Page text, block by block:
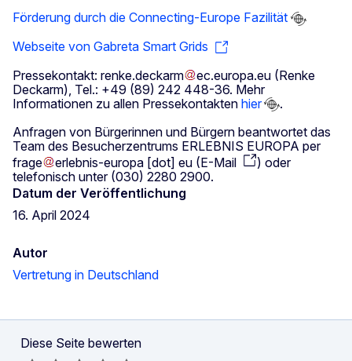
Förderung durch die Connecting-Europe Fazilität
Webseite von Gabreta Smart Grids
Pressekontakt: renke.deckarm ec.europa.eu (Renke
Deckarm) , Tel.: +49 (89) 242 448-36. Mehr
Informationen zu allen Pressekontakten hier
.
Anfragen von Bürgerinnen und Bürgern beantwortet das
Team des Besucherzentrums ERLEBNIS EUROPA per
frage
erlebnis-europa [dot] eu (E-Mail ) oder
telefonisch unter (030) 2280 2900.
Datum der Veröffentlichung
16. April 2024
Autor
Vertretung in Deutschland
Diese Seite bewerten